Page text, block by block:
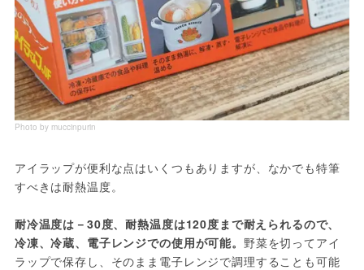
Photo by muccinpurin
アイラップが便利な点はいくつもありますが、なかでも特筆
すべきは耐熱温度。
耐冷温度は－30度、耐熱温度は120度まで耐えられるので、
冷凍、冷蔵、電子レンジでの使用が可能。 野菜を切ってアイ
ラップで保存し、そのまま電子レンジで調理することも可能